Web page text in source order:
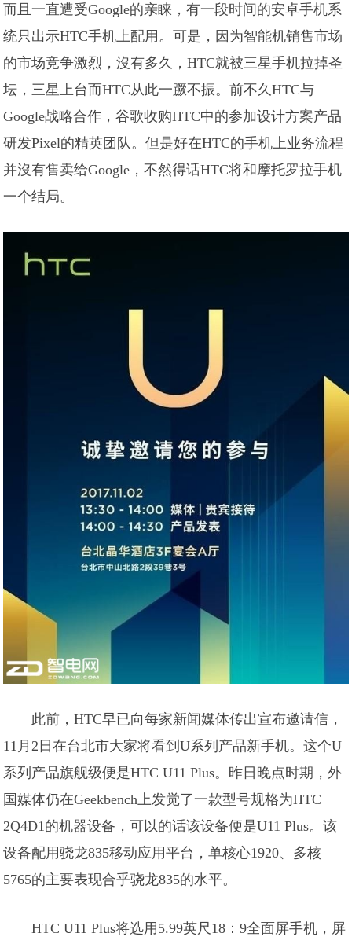
而且一直遭受Google的亲睐，有一段时间的安卓手机系
统只出示HTC手机上配用。可是，因为智能机销售市场
的市场竞争激烈，沒有多久，HTC就被三星手机拉掉圣
坛，三星上台而HTC从此一蹶不振。前不久HTC与
Google战略合作，谷歌收购HTC中的参加设计方案产品
研发Pixel的精英团队。但是好在HTC的手机上业务流程
并沒有售卖给Google，不然得话HTC将和摩托罗拉手机
一个结局。
此前，HTC早已向每家新闻媒体传出宣布邀请信，
11月2日在台北市大家将看到U系列产品新手机。这个U
系列产品旗舰级便是HTC U11 Plus。昨日晚点时期，外
国媒体仍在Geekbench上发觉了一款型号规格为HTC
2Q4D1的机器设备，可以的话该设备便是U11 Plus。该
设备配用骁龙835移动应用平台，单核心1920、多核
5765的主要表现合乎骁龙835的水平。
HTC U11 Plus将选用5.99英尺18：9全面屏手机，屏